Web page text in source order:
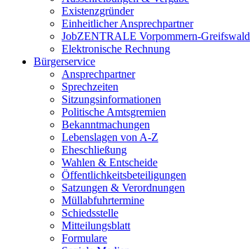
Existenzgründer
Einheitlicher Ansprechpartner
JobZENTRALE Vorpommern-Greifswald
Elektronische Rechnung
Bürgerservice
Ansprechpartner
Sprechzeiten
Sitzungsinformationen
Politische Amtsgremien
Bekanntmachungen
Lebenslagen von A-Z
Eheschließung
Wahlen & Entscheide
Öffentlichkeitsbeteiligungen
Satzungen & Verordnungen
Müllabfuhrtermine
Schiedsstelle
Mitteilungsblatt
Formulare